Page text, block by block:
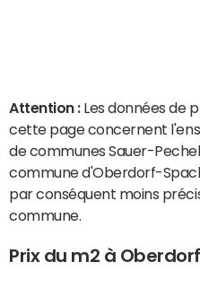
Attention : Les données de
cette page concernent
de communes Sauer-
commune d'Oberdorf-
par conséquent moins
commune.
Prix du m2 à